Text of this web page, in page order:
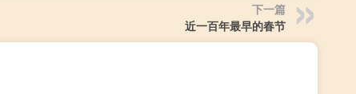
下一篇
近一百年最早的春节